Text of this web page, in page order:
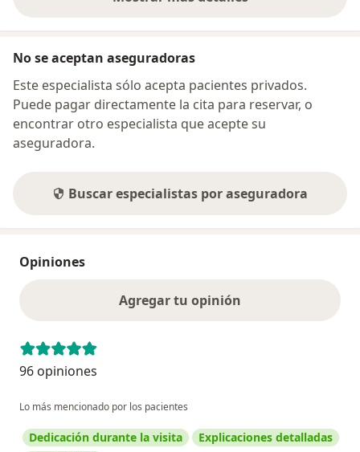
sobre la dirección
No se aceptan aseguradoras
Este especialista sólo acepta pacientes privados.
Puede pagar directamente la cita para reservar, o
encontrar otro especialista que acepte su
aseguradora.
Buscar especialistas por aseguradora
Opiniones
Agregar tu opinión
96 opiniones
Lo más mencionado por los pacientes
Dedicación durante la visita
Explicaciones detalladas